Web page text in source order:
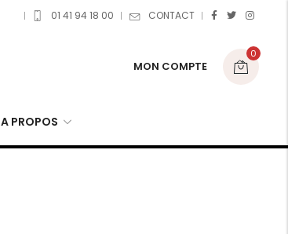
01 41 94 18 00 CONTACT
MON COMPTE
0
A PROPOS